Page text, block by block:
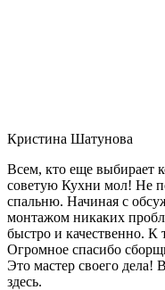
Кристина Шатунова
Всем, кто еще выбирает
советую Кухни мол! Не
спальню. Начиная с
монтажом никаких
быстро и качественно.
Огромное спасибо
Это мастер своего дела!
здесь.